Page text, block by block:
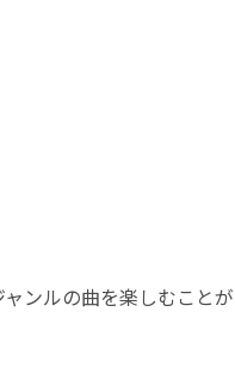
ンルの曲を楽しむことが